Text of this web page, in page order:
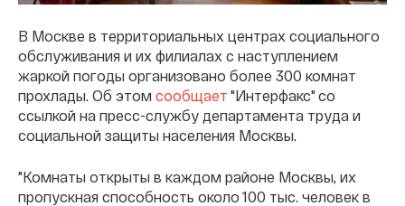
В Москве в территориальных центрах социального
обслуживания и их филиалах с наступлением
жаркой погоды организовано более 300 комнат
прохлады. Об этом сообщает "Интерфакс" со
ссылкой на пресс-службу департамента труда и
социальной защиты населения Москвы.
"Комнаты открыты в каждом районе Москвы, их
пропускная способность около 100 тыс. человек в